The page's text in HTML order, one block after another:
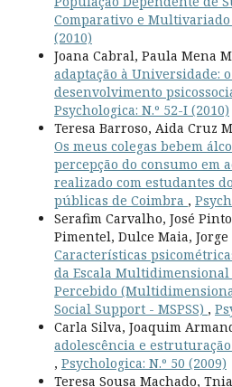
Comparativo e Multivariado
(2010)
Joana Cabral, Paula Mena
adaptação à Universidade:
desenvolvimento
Psychologica: N.º 52-I (2010)
Teresa Barroso, Aida Cruz
Os meus colegas bebem
percepção do consumo em
realizado com estudantes
públicas de Coimbra ,
Serafim Carvalho, José
Pimentel, Dulce Maia,
Características
da Escala Multidimensional
Percebido
Social Support - MSPSS) ,
Carla Silva, Joaquim
adolescência e
, Psychologica: N.º 50 (2009)
Teresa Sousa Machado,